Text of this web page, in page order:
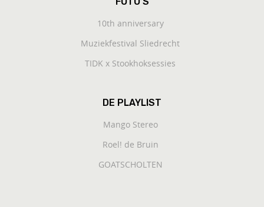
10th anniversary
Muziekfestival Sliedrecht
TIDK x Stookhoksessies
DE PLAYLIST
Mango Stereo
Roel! de Bruin
GOATSCHOLTEN